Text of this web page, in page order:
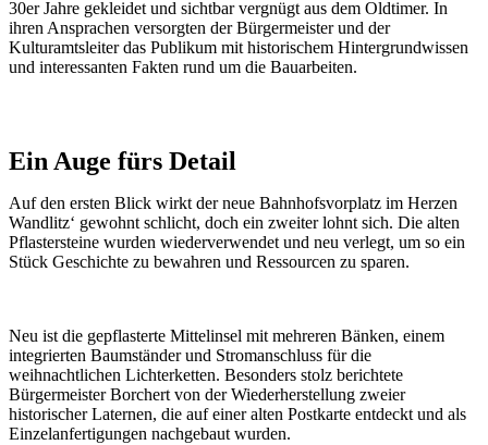
30er Jahre gekleidet und sichtbar vergnügt aus dem Oldtimer. In
ihren Ansprachen versorgten der Bürgermeister und der
Kulturamtsleiter das Publikum mit historischem Hintergrundwissen
und interessanten Fakten rund um die Bauarbeiten.
Ein Auge fürs Detail
Auf den ersten Blick wirkt der neue Bahnhofsvorplatz im Herzen
Wandlitz‘ gewohnt schlicht, doch ein zweiter lohnt sich. Die alten
Pflastersteine wurden wiederverwendet und neu verlegt, um so ein
Stück Geschichte zu bewahren und Ressourcen zu sparen.
Neu ist die gepflasterte Mittelinsel mit mehreren Bänken, einem
integrierten Baumständer und Stromanschluss für die
weihnachtlichen Lichterketten. Besonders stolz berichtete
Bürgermeister Borchert von der Wiederherstellung zweier
historischer Laternen, die auf einer alten Postkarte entdeckt und als
Einzelanfertigungen nachgebaut wurden.